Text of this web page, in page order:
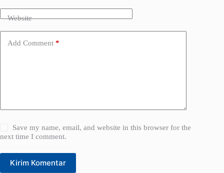
Website
Add Comment *
Save my name, email, and website in this browser for the
next time I comment.
Kirim Komentar
i
v
e